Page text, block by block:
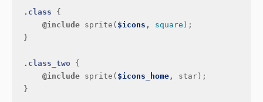
.class
{
@include sprite ( $icons , square );
}
.class_two {
@include sprite ( $icons_home , star );
}